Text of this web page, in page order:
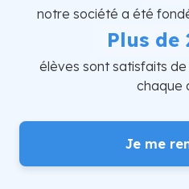
notre société a été
Plus de
élèves sont satisfaits
chaque
Je me